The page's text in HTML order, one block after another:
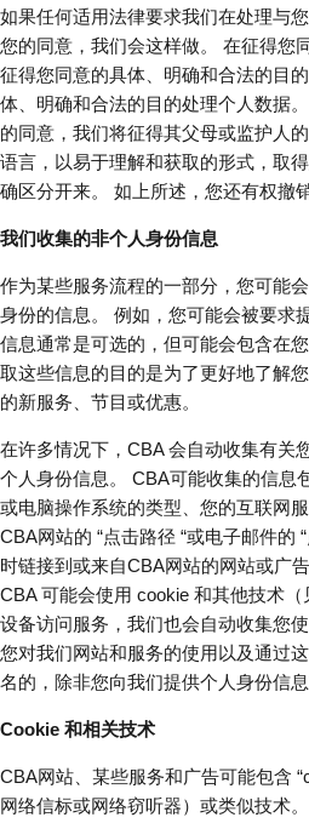
如果任何适用法律要求我们在处理与
您的同意，我们会这样做。 在征得您
征得您同意的具体、明确和合法的目
体、明确和合法的目的处理个人数据
的同意，我们将征得其父母或监护人
语言，以易于理解和获取的形式，取
确区分开来。 如上所述，您还有权撤
我们收集的非个人身份信息
作为某些服务流程的一部分，您可能
身份的信息。 例如，您可能会被要求
信息通常是可选的，但可能会包含在
取这些信息的目的是为了更好地了解
的新服务、节目或优惠。
在许多情况下，CBA 会自动收集有关
个人身份信息。 CBA可能收集的信息
或电脑操作系统的类型、您的互联网
CBA网站的 “点击路径 “或电子邮件的
时链接到或来自CBA网站的网站或广
CBA 可能会使用 cookie 和其他技术
设备访问服务，我们也会自动收集您
您对我们网站和服务的使用以及通过
名的，除非您向我们提供个人身份信
Cookie 和相关技术
CBA网站、某些服务和广告可能包含
网络信标或网络窃听器）或类似技术